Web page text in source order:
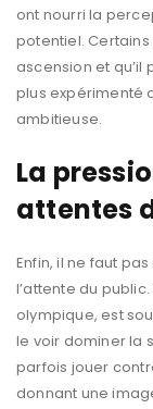
ont nourri la
potentiel.
ascension et qu’il
plus expérimenté
ambitieuse.
La
attentes
Enfin, il ne faut
l’attente du
olympique, est
le voir dominer la
parfois jouer
donnant une